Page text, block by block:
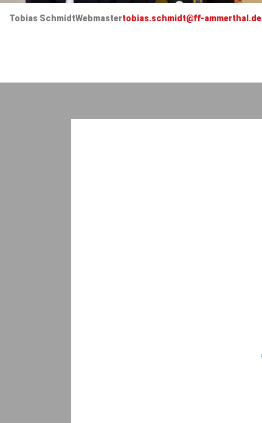
Tobias SchmidtWebmastertobias.schmidt@ff-ammerthal.de